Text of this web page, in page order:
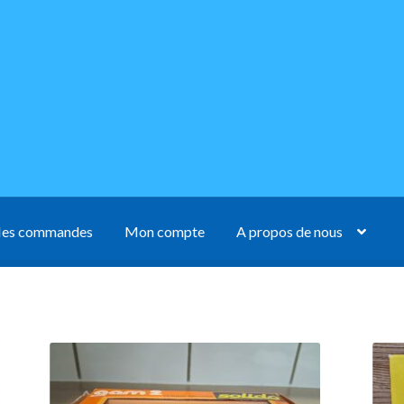
commandes Mon compte A propos de nous